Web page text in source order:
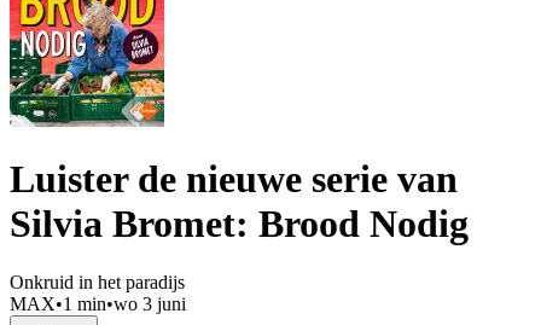
Luister de nieuwe serie van
Silvia Bromet: Brood Nodig
Onkruid in het paradijs
MAX•1 min•wo 3 juni